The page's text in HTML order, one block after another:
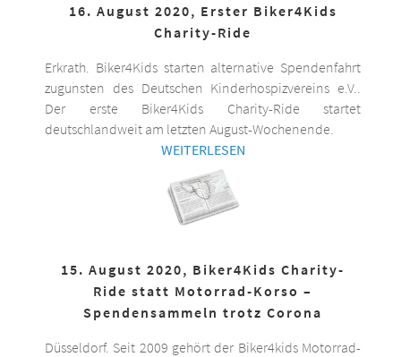
16. August 2020, Erster Biker4Kids
Charity-Ride
Erkrath. Biker4Kids starten alternative Spendenfahrt
zugunsten des Deutschen Kinderhospizvereins e.V..
Der erste Biker4Kids Charity-Ride startet
deutschlandweit am letzten August-Wochenende.
WEITERLESEN
15. August 2020, Biker4Kids Charity-
Ride statt Motorrad-Korso –
Spendensammeln trotz Corona
Düsseldorf. Seit 2009 gehört der Biker4kids Motorrad-